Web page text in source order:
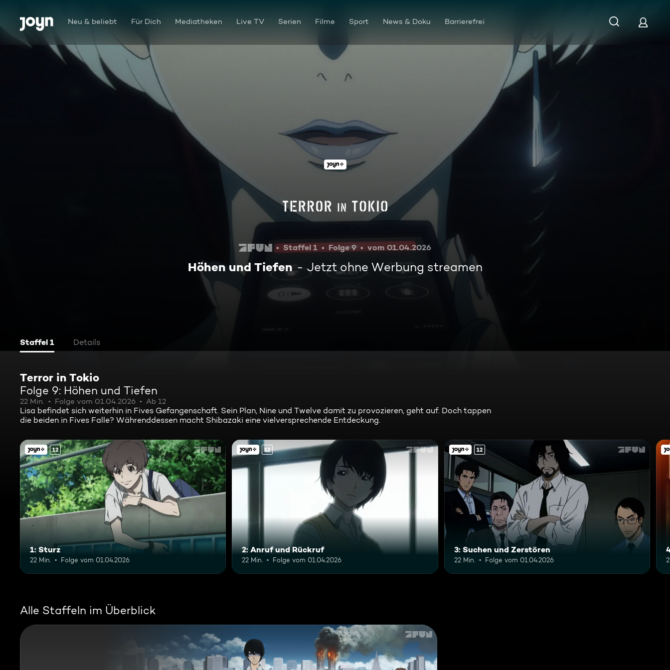
Zum Inhalt springen
Barrierefrei Neu & beliebt Für Dich Mediatheken Live TV Serien Filme Sport News & Doku Barrierefrei
Staffel 1 Folge 9 vom 01.04.2026
Höhen und Tiefen Jetzt ohne Werbung streamen
Staffel 1 Details
Terror in Tokio
Folge 9: Höhen und Tiefen
22 Min. Folge vom 01.04.2026 Ab 12
Lisa befindet sich weiterhin in Fives Gefangenschaft. Sein Plan, Nine und Twelve damit zu provozieren, geht auf. Doch tappen
die beiden in Fives Falle? Währenddessen macht Shibazaki eine vielversprechende Entdeckung.
12
1: Sturz
22 Min. Folge vom 01.04.2026
12
2: Anruf und Rückruf
22 Min. Folge vom 01.04.2026
12
3: Suchen und Zerstören
22 Min. Folge vom 01.04.2026
Alle Staffeln im Überblick